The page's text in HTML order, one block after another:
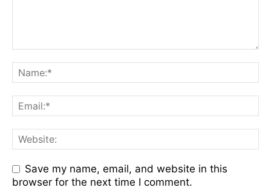
Save my name, email, and website in this
browser for the next time I comment.